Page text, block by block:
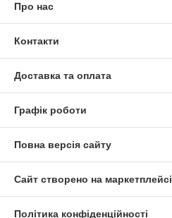
Про нас
Контакти
Доставка та оплата
Графік роботи
Повна версія сайту
Сайт створено на маркетплейсі
Політика конфіденційності